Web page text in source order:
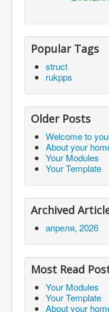
Popular Tags
struct
rukpps
Older Posts
Welcome to
About your
Your Modules
Your Template
Archived
апреля, 2026
Most Read
Your Modules
Your Template
About your